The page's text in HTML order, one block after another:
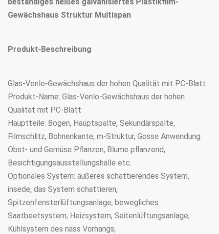
Gewächshaus Struktur Multispan
Produkt-Beschreibung
Glas-Venlo-Gewächshaus der hohen Qualität mit PC-Blatt
Produkt-Name: Glas-Venlo-Gewächshaus der hohen
Qualität mit PC-Blatt
Hauptteile: Bogen, Hauptspalte, Sekundärspalte,
Filmschlitz, Bohnenkante, m-Struktur, Gosse Anwendung:
Obst- und Gemüse Pflanzen, Blume pflanzend,
Besichtigungsausstellungshalle etc.
Optionales System: äußeres schattierendes System,
insede, das System schattieren,
Spitzenfensterlüftungsanlage, bewegliches
Saatbeetsystem, Heizsystem, Seitenlüftungsanlage,
Kühlsystem des nass Vorhangs,